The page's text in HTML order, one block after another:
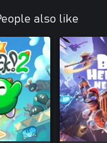
also like